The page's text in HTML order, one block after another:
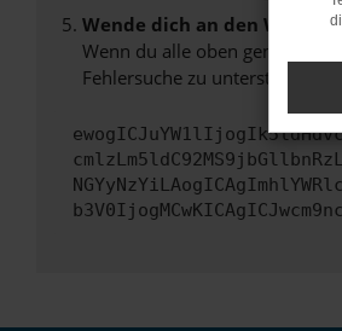
Wende dich an den
Wenn du alle oben genannten
Fehlersuche zu unterstützen: